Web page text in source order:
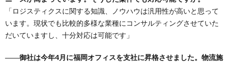
「ロジスティクスに関する知識、ノウハウは汎用性が高いと思って
います。現状でも比較的多様な業種にコンサルティングさせていた
だいていますし、十分対応は可能です」
――御社は今年4月に福岡オフィスを支社に昇格させました。物流施